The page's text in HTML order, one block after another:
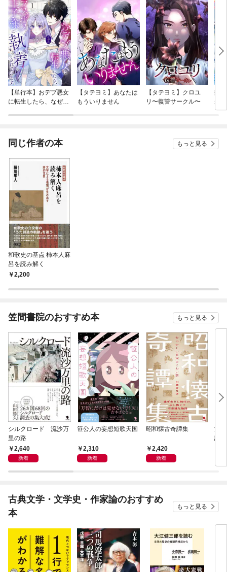
【単行本】おデブ悪女
に転生したら、なぜか
【タテヨミ】あなたは
もういりません
【タテヨミ】クロユ
リ〜復讐サークル〜
病
が
ぎ
同じ作者の本 もっと見る
和歌史の基点 柿本人麻
呂を読み解く
2,200
笠間書院のおすすめ本 もっと見る
シルクロード 流沙万
里の路
2,640
新着
笹公人の妄想短歌天国
2,310
新着
昭和懐古奇譚集
2,420
新着
流
語
古典文学・文学史・作家論のおすすめ
本
もっと見る